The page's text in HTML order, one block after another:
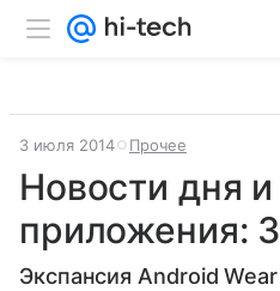
3 июля 2014 Прочее
Новости дня
приложения:
Экспансия Android